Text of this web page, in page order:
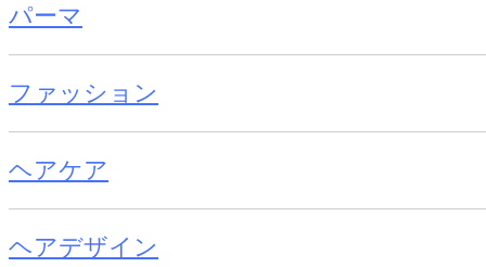
パーマ
ファッション
ヘアケア
ヘアデザイン